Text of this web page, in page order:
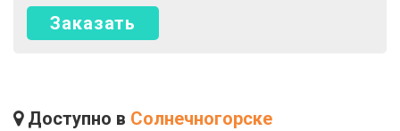
Заказать
Доступно в Солнечногорске